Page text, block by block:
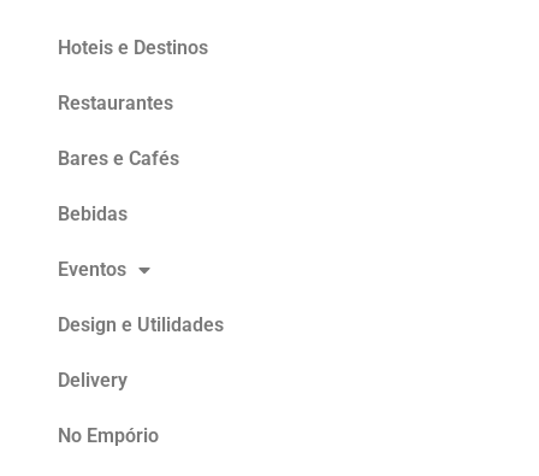
Hoteis e Destinos
Restaurantes
Bares e Cafés
Bebidas
Eventos
Design e Utilidades
Delivery
No Empório